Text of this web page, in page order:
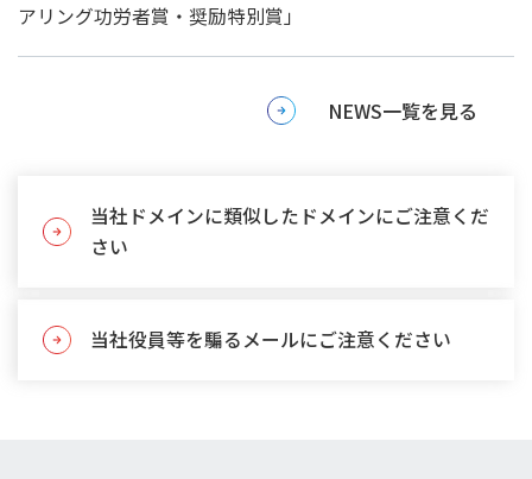
アリング功労者賞・奨励特別賞」
NEWS一覧を見る
当社ドメインに類似したドメインにご注意くだ
さい
当社役員等を騙るメールにご注意ください